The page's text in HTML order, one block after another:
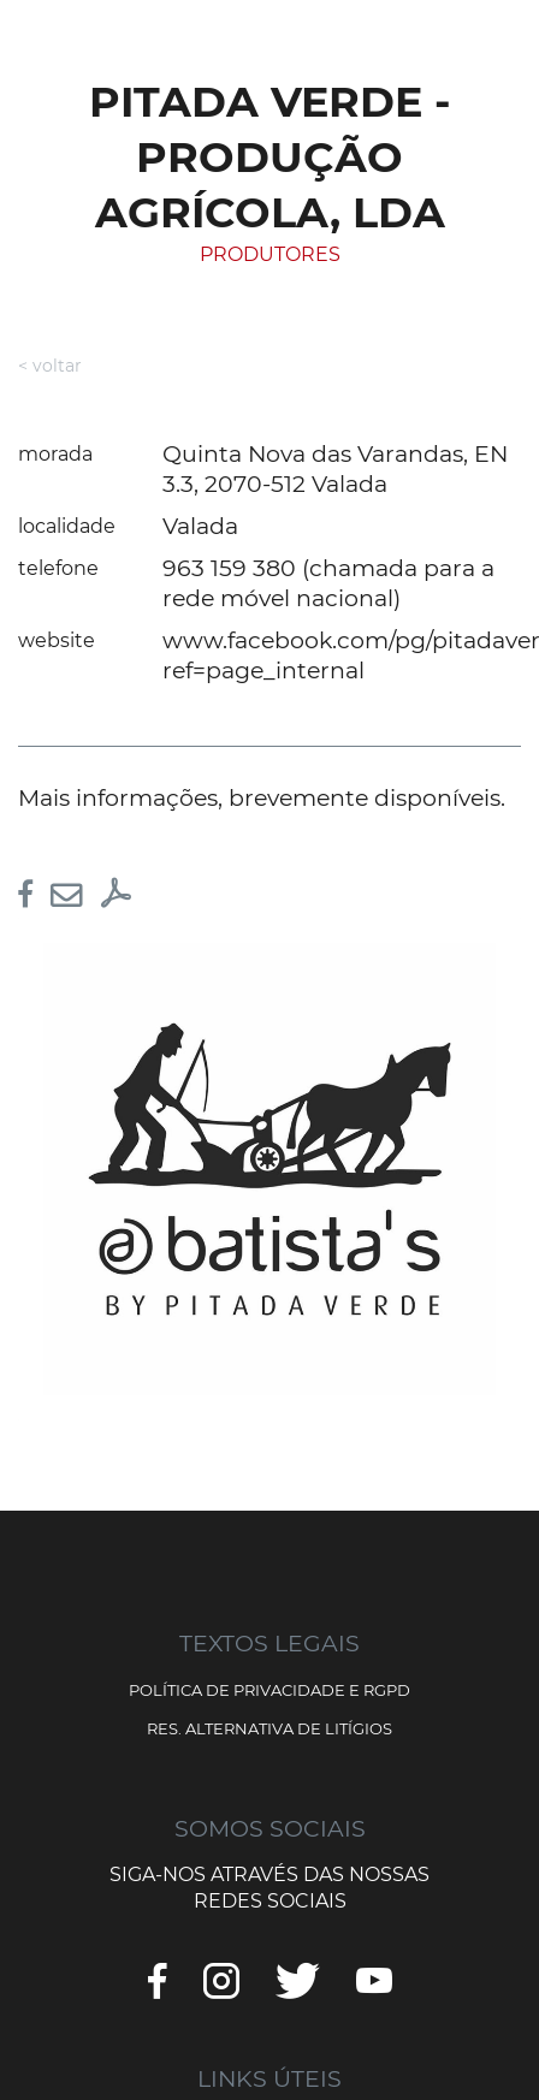
PITADA VERDE -
PRODUÇÃO
AGRÍCOLA, LDA
PRODUTORES
< voltar
morada
Quinta Nova das Varandas, EN
3.3, 2070-512 Valada
localidade Valada
telefone
963 159 380 (chamada para a
rede móvel nacional)
website
www.facebook.com/pg/
ref=page_internal
Mais informações, brevemente disponíveis.
TEXTOS LEGAIS
POLÍTICA DE PRIVACIDADE E RGPD
RES. ALTERNATIVA DE LITÍGIOS
SOMOS SOCIAIS
SIGA-NOS ATRAVÉS DAS NOSSAS
REDES SOCIAIS
LINKS ÚTEIS